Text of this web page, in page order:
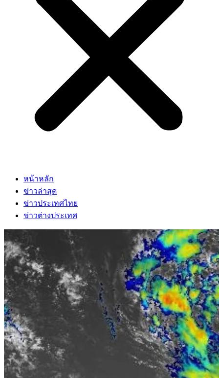
หน้าหลัก
ข่าวล่าสุด
ข่าวประเทศไทย
ข่าวต่างประเทศ